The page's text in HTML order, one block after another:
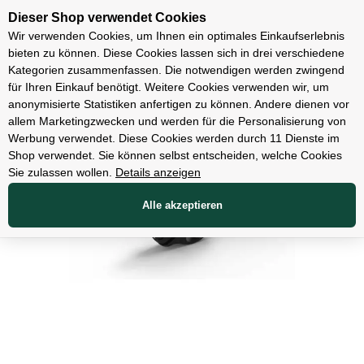
Unsere Filialen
Zubehör
Dieser Shop verwendet Cookies
Wir verwenden Cookies, um Ihnen ein optimales Einkaufserlebnis
bieten zu können. Diese Cookies lassen sich in drei verschiedene
Kategorien zusammenfassen. Die notwendigen werden zwingend
für Ihren Einkauf benötigt. Weitere Cookies verwenden wir, um
anonymisierte Statistiken anfertigen zu können. Andere dienen vor
allem Marketingzwecken und werden für die Personalisierung von
Werbung verwendet. Diese Cookies werden durch 11 Dienste im
Shop verwendet. Sie können selbst entscheiden, welche Cookies
Sie zulassen wollen.
Details anzeigen
Alle akzeptieren